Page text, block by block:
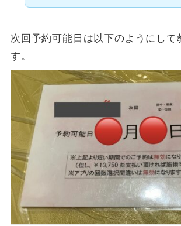
次回予約可能日は以下のようにして
す。